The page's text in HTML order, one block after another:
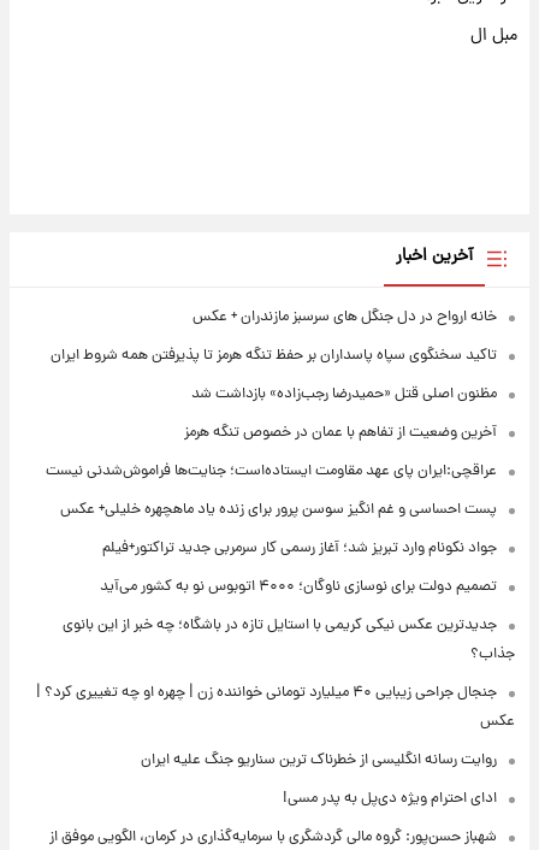
مبل ال
آخرین اخبار
خانه ارواح در دل جنگل های سرسبز مازندران + عکس
تاکید سخنگوی سپاه پاسداران بر حفظ تنگه هرمز تا پذیرفتن همه شروط ایران
مظنون اصلی قتل «حمیدرضا رجب‌زاده» بازداشت شد
آخرین وضعیت از تفاهم با عمان در خصوص تنگه هرمز
عراقچی:ایران پای عهد مقاومت ایستاده‌است؛ جنایت‌ها فراموش‌شدنی نیست
پست احساسی و غم انگیز سوسن پرور برای زنده یاد ماهچهره خلیلی+ عکس
جواد نکونام وارد تبریز شد؛ آغاز رسمی کار سرمربی جدید تراکتور+فیلم
تصمیم دولت برای نوسازی ناوگان؛ ۴۰۰۰ اتوبوس نو به کشور می‌آید
جدیدترین عکس نیکی کریمی با استایل تازه در باشگاه؛ چه خبر از این بانوی
جذاب؟
جنجال جراحی زیبایی ۴۰ میلیارد تومانی خواننده زن | چهره او چه تغییری کرد؟ |
عکس
روایت رسانه انگلیسی از خطرناک ترین سناریو جنگ علیه ایران
ادای احترام ویژه دی‌پل به پدر مسی!
شهباز حسن‌پور: گروه مالی گردشگری با سرمایه‌گذاری در کرمان، الگویی موفق از